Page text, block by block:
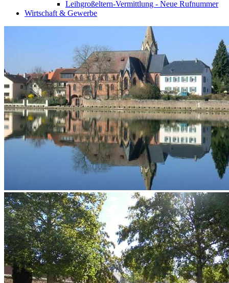
Leihgroßeltern-Vermittlung - Neue Rufnummer
Wirtschaft & Gewerbe